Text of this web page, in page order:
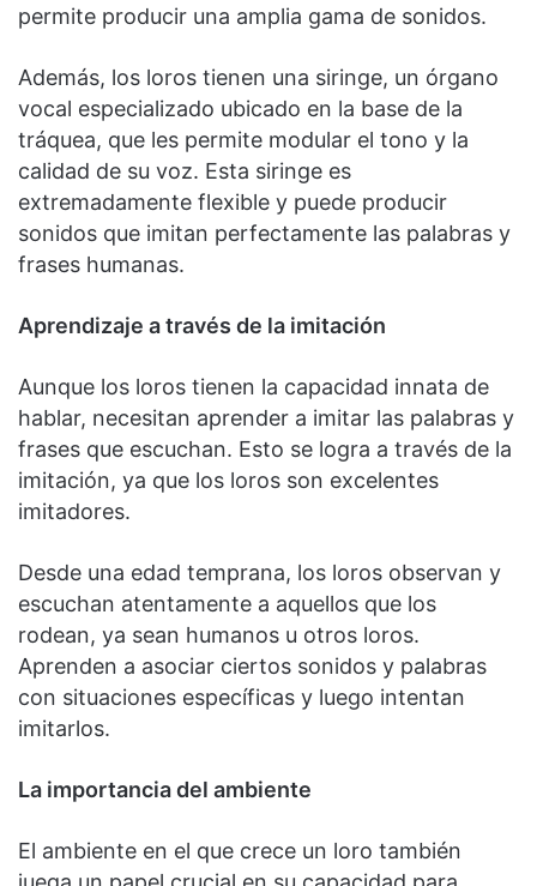
permite producir una amplia gama de sonidos.
Además, los loros tienen una siringe, un órgano
vocal especializado ubicado en la base de la
tráquea, que les permite modular el tono y la
calidad de su voz. Esta siringe es
extremadamente flexible y puede producir
sonidos que imitan perfectamente las palabras y
frases humanas.
Aprendizaje a través de la imitación
Aunque los loros tienen la capacidad innata de
hablar, necesitan aprender a imitar las palabras y
frases que escuchan. Esto se logra a través de la
imitación, ya que los loros son excelentes
imitadores.
Desde una edad temprana, los loros observan y
escuchan atentamente a aquellos que los
rodean, ya sean humanos u otros loros.
Aprenden a asociar ciertos sonidos y palabras
con situaciones específicas y luego intentan
imitarlos.
La importancia del ambiente
El ambiente en el que crece un loro también